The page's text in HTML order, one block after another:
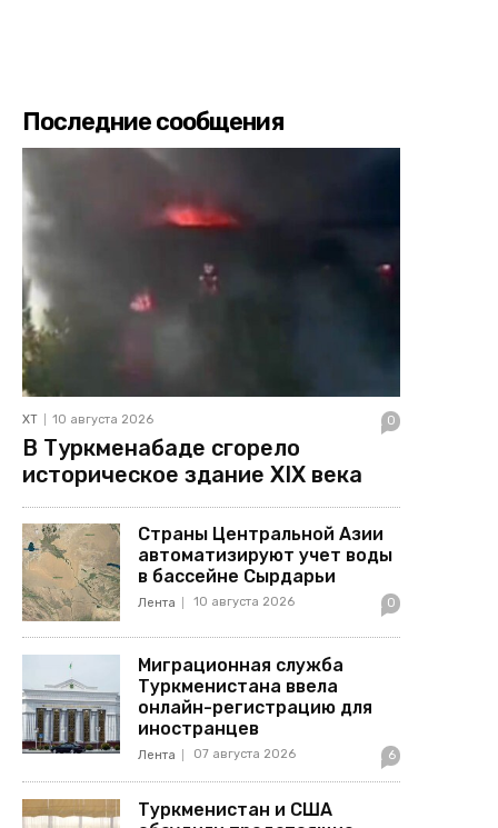
Последние сообщения
ХТ 10 августа 2026 0
В Туркменабаде сгорело
историческое здание XIX века
Страны Центральной Азии
автоматизируют учет воды
в бассейне Сырдарьи
Лента 10 августа 2026 0
Миграционная служба
Туркменистана ввела
онлайн-регистрацию для
иностранцев
Лента 07 августа 2026 6
Туркменистан и США